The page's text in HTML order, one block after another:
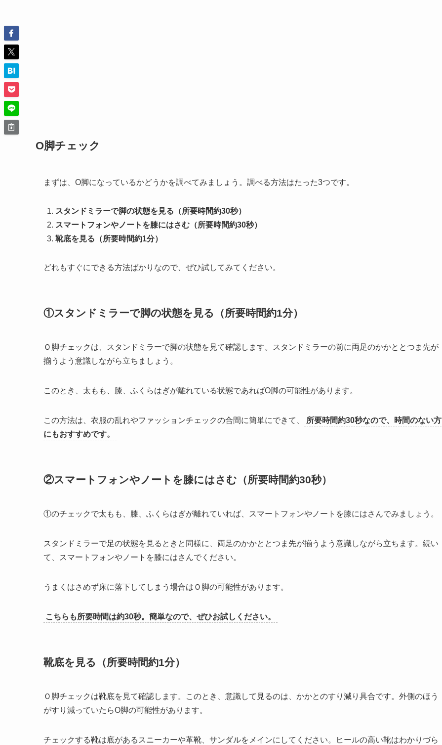
O脚チェック
まずは、O脚になっているかどうかを調べてみましょう。調べる方法はたった3つです。
スタンドミラーで脚の状態を見る（所要時間約30秒）
スマートフォンやノートを膝にはさむ（所要時間約30秒）
靴底を見る（所要時間約1分）
どれもすぐにできる方法ばかりなので、ぜひ試してみてください。
①スタンドミラーで脚の状態を見る（所要時間約1分）
Ｏ脚チェックは、スタンドミラーで脚の状態を見て確認します。スタンドミラーの前に両足のかかととつま先が
揃うよう意識しながら立ちましょう。
このとき、太もも、膝、ふくらはぎが離れている状態であればO脚の可能性があります。
この方法は、衣服の乱れやファッションチェックの合間に簡単にできて、
所要時間約30秒なので、時間のない方
にもおすすめです。
②スマートフォンやノートを膝にはさむ（所要時間約30秒）
①のチェックで太もも、膝、ふくらはぎが離れていれば、スマートフォンやノートを膝にはさんでみましょう。
スタンドミラーで足の状態を見るときと同様に、両足のかかととつま先が揃うよう意識しながら立ちます。続い
て、スマートフォンやノートを膝にはさんでください。
うまくはさめず床に落下してしまう場合はＯ脚の可能性があります。
こちらも所要時間は約30秒。簡単なので、ぜひお試しください。
靴底を見る（所要時間約1分）
Ｏ脚チェックは靴底を見て確認します。このとき、意識して見るのは、かかとのすり減り具合です。外側のほう
がすり減っていたらO脚の可能性があります。
チェックする靴は底があるスニーカーや革靴、サンダルをメインにしてください。ヒールの高い靴はわかりづら